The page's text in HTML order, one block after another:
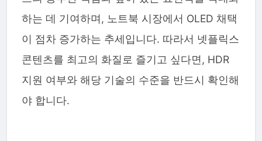
하는 데 기여하며, 노트북 시장에서 OLED 채택
이 점차 증가하는 추세입니다. 따라서 넷플릭스
콘텐츠를 최고의 화질로 즐기고 싶다면, HDR
지원 여부와 해당 기술의 수준을 반드시 확인해
야 합니다.